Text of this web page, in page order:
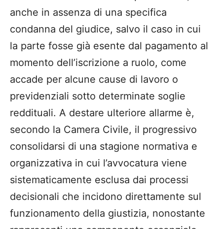
anche in assenza di una specifica
condanna del giudice, salvo il caso in cui
la parte fosse già esente dal pagamento al
momento dell’iscrizione a ruolo, come
accade per alcune cause di lavoro o
previdenziali sotto determinate soglie
reddituali. A destare ulteriore allarme è,
secondo la Camera Civile, il progressivo
consolidarsi di una stagione normativa e
organizzativa in cui l’avvocatura viene
sistematicamente esclusa dai processi
decisionali che incidono direttamente sul
funzionamento della giustizia, nonostante